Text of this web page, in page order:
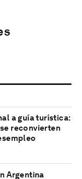
a guía turística:
reconvierten
Argentina